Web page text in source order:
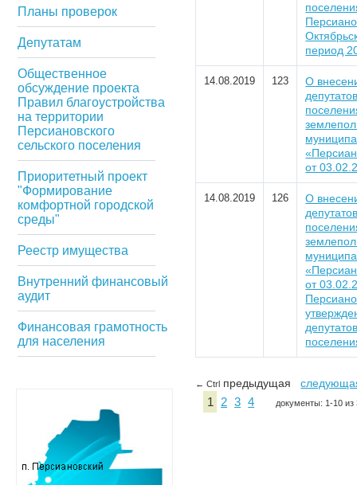
Планы проверок
Депутатам
Общественное
обсуждение проекта
Правил благоустройства
на территории
Персиановского
сельского поселения
Приоритетный проект
"Формирование
комфортной городской
среды"
Реестр имущества
Внутренний финансовый
аудит
Финансовая грамотность
для населения
период
14.08.2019 123
О
от
14.08.2019 126
О
от
← Ctrl предыдущая
1 2 3 4 документы: 1-10 из